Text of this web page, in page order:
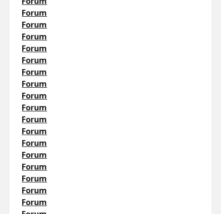
Forum
Forum
Forum
Forum
Forum
Forum
Forum
Forum
Forum
Forum
Forum
Forum
Forum
Forum
Forum
Forum
Forum